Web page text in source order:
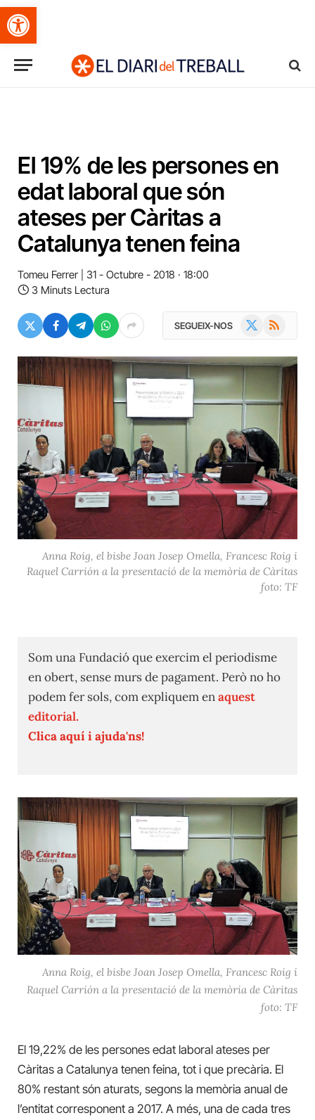
Obre la barra d'eines
El 19% de les persones en
edat laboral que són
ateses per Càritas a
Catalunya tenen feina
Tomeu Ferrer
31 - Octubre - 2018 · 18:00
3 Minuts Lectura
SEGUEIX-NOS RSS
Anna Roig, el bisbe Joan Josep Omella, Francesc Roig i
Raquel Carrión a la presentació de la memòria de Càritas
foto: TF
Som una Fundació que exercim el periodisme
en obert, sense murs de pagament. Però no ho
podem fer sols, com expliquem enaquest
editorial.
Clica aquí i ajuda'ns!
Anna Roig, el bisbe Joan Josep Omella, Francesc Roig i
Raquel Carrión a la presentació de la memòria de Càritas
foto: TF
El 19,22% de les persones edat laboral ateses per
Càritas a Catalunya tenen feina, tot i que precària. El
80% restant són aturats, segons la memòria anual de
l’entitat corresponent a 2017. A més, una de cada tres